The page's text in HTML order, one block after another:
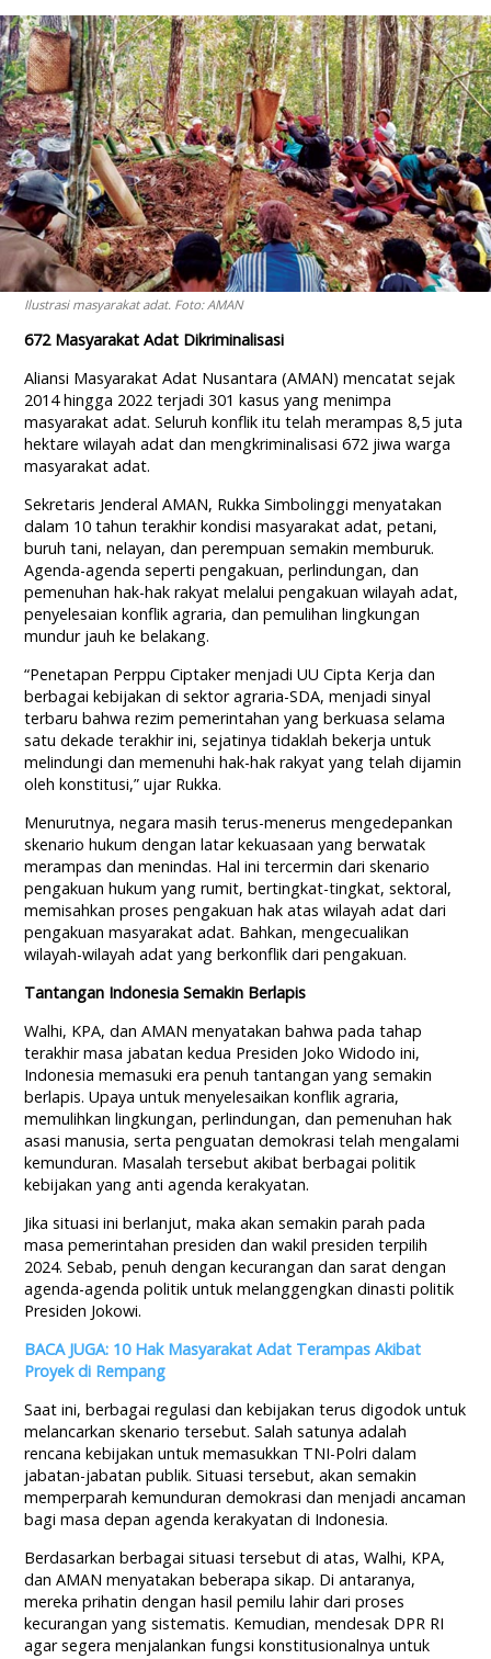
Ilustrasi masyarakat adat. Foto: AMAN
672 Masyarakat Adat Dikriminalisasi
Aliansi Masyarakat Adat Nusantara (AMAN) mencatat sejak
2014 hingga 2022 terjadi 301 kasus yang menimpa
masyarakat adat. Seluruh konflik itu telah merampas 8,5 juta
hektare wilayah adat dan mengkriminalisasi 672 jiwa warga
masyarakat adat.
Sekretaris Jenderal AMAN, Rukka Simbolinggi menyatakan
dalam 10 tahun terakhir kondisi masyarakat adat, petani,
buruh tani, nelayan, dan perempuan semakin memburuk.
Agenda-agenda seperti pengakuan, perlindungan, dan
pemenuhan hak-hak rakyat melalui pengakuan wilayah adat,
penyelesaian konflik agraria, dan pemulihan lingkungan
mundur jauh ke belakang.
“Penetapan Perppu Ciptaker menjadi UU Cipta Kerja dan
berbagai kebijakan di sektor agraria-SDA, menjadi sinyal
terbaru bahwa rezim pemerintahan yang berkuasa selama
satu dekade terakhir ini, sejatinya tidaklah bekerja untuk
melindungi dan memenuhi hak-hak rakyat yang telah dijamin
oleh konstitusi,” ujar Rukka.
Menurutnya, negara masih terus-menerus mengedepankan
skenario hukum dengan latar kekuasaan yang berwatak
merampas dan menindas. Hal ini tercermin dari skenario
pengakuan hukum yang rumit, bertingkat-tingkat, sektoral,
memisahkan proses pengakuan hak atas wilayah adat dari
pengakuan masyarakat adat. Bahkan, mengecualikan
wilayah-wilayah adat yang berkonflik dari pengakuan.
Tantangan Indonesia Semakin Berlapis
Walhi, KPA, dan AMAN menyatakan bahwa pada tahap
terakhir masa jabatan kedua Presiden Joko Widodo ini,
Indonesia memasuki era penuh tantangan yang semakin
berlapis. Upaya untuk menyelesaikan konflik agraria,
memulihkan lingkungan, perlindungan, dan pemenuhan hak
asasi manusia, serta penguatan demokrasi telah mengalami
kemunduran. Masalah tersebut akibat berbagai politik
kebijakan yang anti agenda kerakyatan.
Jika situasi ini berlanjut, maka akan semakin parah pada
masa pemerintahan presiden dan wakil presiden terpilih
2024. Sebab, penuh dengan kecurangan dan sarat dengan
agenda-agenda politik untuk melanggengkan dinasti politik
Presiden Jokowi.
BACA JUGA: 10 Hak Masyarakat Adat Terampas Akibat
Proyek di Rempang
Saat ini, berbagai regulasi dan kebijakan terus digodok untuk
melancarkan skenario tersebut. Salah satunya adalah
rencana kebijakan untuk memasukkan TNI-Polri dalam
jabatan-jabatan publik. Situasi tersebut, akan semakin
memperparah kemunduran demokrasi dan menjadi ancaman
bagi masa depan agenda kerakyatan di Indonesia.
Berdasarkan berbagai situasi tersebut di atas, Walhi, KPA,
dan AMAN menyatakan beberapa sikap. Di antaranya,
mereka prihatin dengan hasil pemilu lahir dari proses
kecurangan yang sistematis. Kemudian, mendesak DPR RI
agar segera menjalankan fungsi konstitusionalnya untuk